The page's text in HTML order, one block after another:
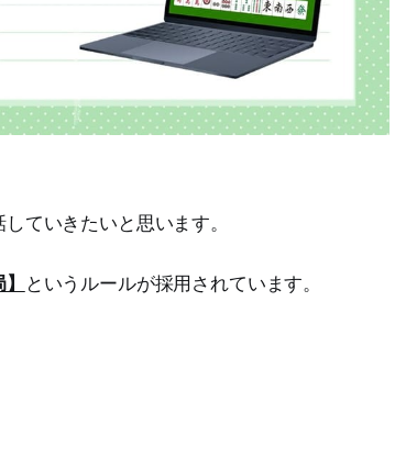
ていきたいと思います。
というルールが採用されています。